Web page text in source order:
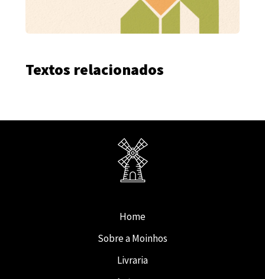
Textos relacionados
Home
Sobre a Moinhos
Livraria